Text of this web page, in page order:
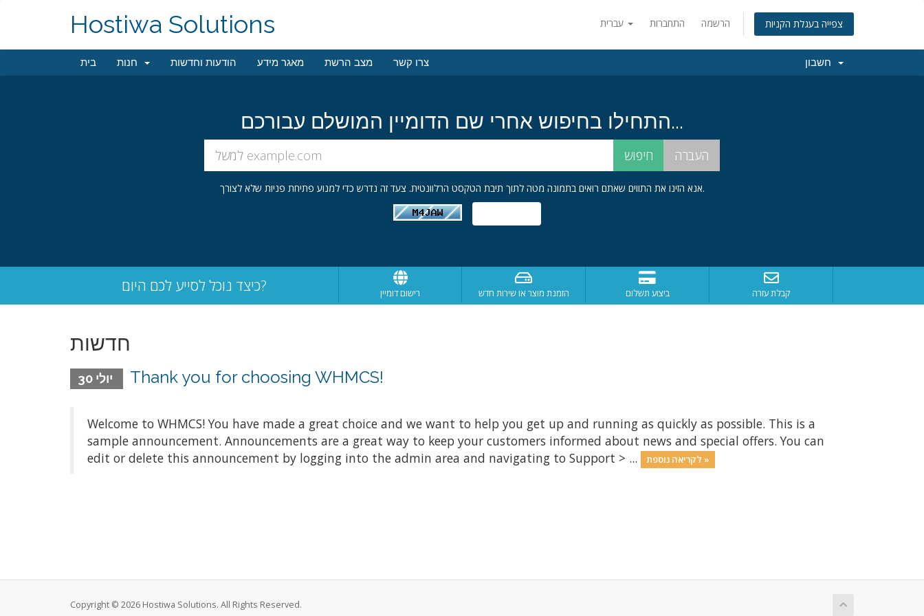
התחברות הרשמה צפייה בעגלת הקניות Hostiwa Solutions
בית הודעות וחדשות מאגר מידע מצב הרשת צרו קשר
התחילו בחיפוש אחרי שם הדומיין המושלם עבורכם...
אנא הזינו את התווים שאתם רואים בתמונה מטה לתוך תיבת הטקסט הרלוונטית. צעד זה נדרש כדי למנוע פתיחת פניות שלא לצורך.
כיצד נוכל לסייע לכם היום? רישום דומיין הזמנת מוצר או שירות חדש ביצוע תשלום קבלת עזרה
חדשות
Thank you for choosing WHMCS!
Welcome to WHMCS! You have made a great choice and we want to help you get up and running as quickly as possible. This is a
sample announcement. Announcements are a great way to keep your customers informed about news and special offers. You can
edit or delete this announcement by logging into the admin area and navigating to Support > ...
לקריאה נוספת »
Copyright © 2026 Hostiwa Solutions. All Rights Reserved.